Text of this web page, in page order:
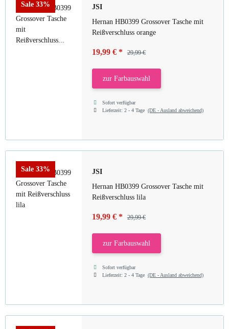
Sale 33%
JSI
Hernan HB0399 Grossover Tasche mit
Reißverschluss orange
19,99 € * 29,99 €
zur Farbauswahl
Sofort verfügbar
Lieferzeit:2 - 4 Tage(DE - Ausland abweichend)
Sale 33%
JSI
Hernan HB0399 Grossover Tasche mit
Reißverschluss lila
19,99 € * 29,99 €
zur Farbauswahl
Sofort verfügbar
Lieferzeit:2 - 4 Tage(DE - Ausland abweichend)